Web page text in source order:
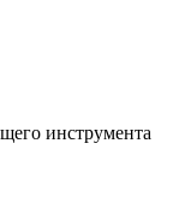
инструмента